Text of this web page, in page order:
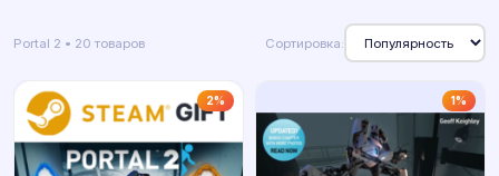
Portal 2 • 20 товаров Сортировка:
2% 1%